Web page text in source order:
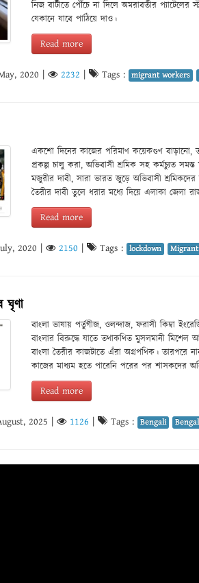
নিজ বাটীতে পৌঁচে না দিলে অমরাবতীর প্যাটেলের
যেকানে যাবে পাঠিয়ে দাও।
Read more
2020 2232 Tags : migrant workers
একশো দিনের কাজের পরিমাণ কয়েকগুণ বাড়ানো,
প্রকল্প চালু করা, অভিবাসী শ্রমিক সহ কর্মচ্যুত
মজুরীর দাবী, সারা ভারত জুড়ে অভিবাসী
তৈরীর দাবী তুলে ধরার মধ্যে দিয়ে এলাকা জেলা
Read more
2020 2150 Tags : lockdown
ঘৃণা
বাংলা ভাষায় পর্তুগীজ, ওলন্দাজ, ফরাসী কিম্বা
বাংলার বিরুদ্ধে যাতে তথাকথিত মুসলমানী
বাংলা তৈরীর কাজটাতে এঁরা অগ্রপথিক। তারপরে
কাজের মাধ্যম হতে পারেনি পরের পর শাসকদের
Read more
2025 1126 Tags : Bengali